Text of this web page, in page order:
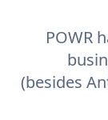
POWR
(besides